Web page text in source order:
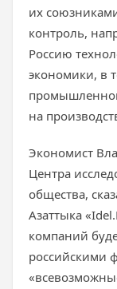
их
контроль,
Россию
экономики, в
на
Экономист
Центра
общества,
Азаттыка
компаний
российскими